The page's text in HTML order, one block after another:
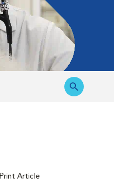
Print Article